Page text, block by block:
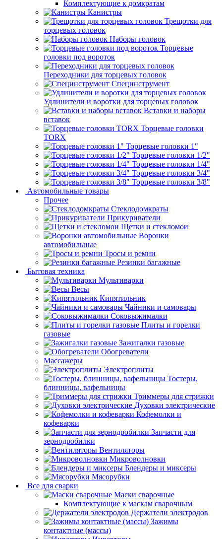
Комплектующие к домкратам
Канистры
Трещотки для
торцевых головок
Наборы головок
Торцевые
головки под вороток
Переходники для торцевых головок
Специнструмент
Удлинители и воротки для торцевых головок
Вставки и наборы
вставок
Торцевые головки
TORX
Торцевые головки 1"
Торцевые головки 1/2"
Торцевые головки 1/4"
Торцевые головки 3/4"
Торцевые головки 3/8"
Автомобильные товары
Прочее
Стеклодомкраты
Прикуриватели
Щетки и стекломои
Воронки
автомобильные
Тросы и ремни
Резинки багажные
Бытовая техника
Мультиварки
Весы
Кипятильник
Чайники и самовары
Соковыжималки
Плиты и горелки
газовые
Зажигалки газовые
Обогреватели
Массажеры
Электроплиты
Тостеры,
блинницы, вафельницы
Триммеры для стрижки
Духовки электрические
Кофемолки и
кофеварки
Запчасти для
зернодробилки
Вентиляторы
Микроволновки
Блендеры и миксеры
Мясорубки
Все для сварки
Маски сварочные
Комплектующие к маскам сварочным
Держатели электродов
Зажимы
контактные (массы)